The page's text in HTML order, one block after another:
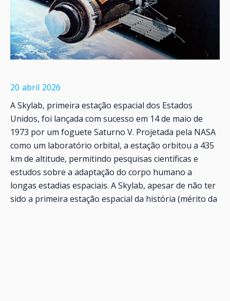
20 abril 2026
A Skylab, primeira estação espacial dos Estados
Unidos, foi lançada com sucesso em 14 de maio de
1973 por um foguete Saturno V. Projetada pela NASA
como um laboratório orbital, a estação orbitou a 435
km de altitude, permitindo pesquisas científicas e
estudos sobre a adaptação do corpo humano a
longas estadias espaciais. A Skylab, apesar de não ter
sido a primeira estação espacial da história (mérito da